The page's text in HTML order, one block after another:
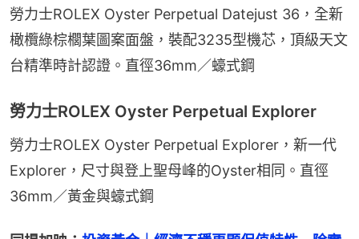
勞力士ROLEX Oyster Perpetual Datejust 36，全新
橄欖綠棕櫚葉圖案面盤，裝配3235型機芯，頂級天文
台精準時計認證。直徑36mm／蠔式鋼
勞力士ROLEX Oyster Perpetual Explorer
勞力士ROLEX Oyster Perpetual Explorer，新一代
Explorer，尺寸與登上聖母峰的Oyster相同。直徑
36mm／黃金與蠔式鋼